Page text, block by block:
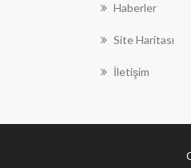
Haberler
Site Haritası
İletişim